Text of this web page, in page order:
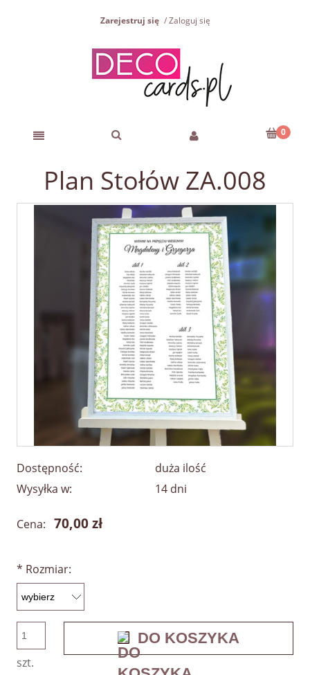
Zarejestruj się Zaloguj się
Plan Stołów ZA.008
Dostępność:
duża ilość
Wysyłka w:
14 dni
Cena: 70,00 zł
* Rozmiar:
szt.
DO KOSZYKA